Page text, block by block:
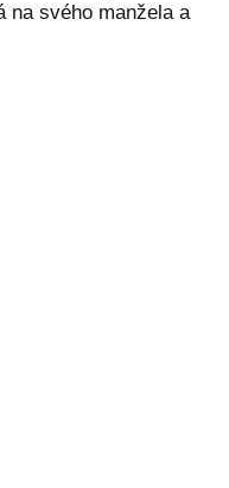
na svého manžela a